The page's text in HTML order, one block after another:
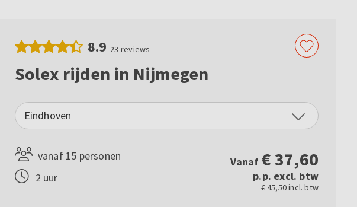
8.9 23 reviews
Solex rijden in Nijmegen
Eindhoven
vanaf 15 personen
2 uur
Vanaf €37,60
p.p. excl. btw
€ 45,50 incl. btw